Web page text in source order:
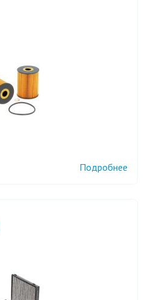
Подробнее